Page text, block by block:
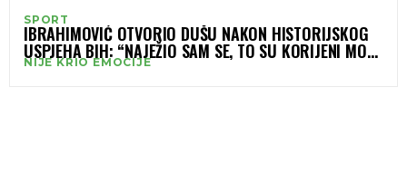
SPORT
IBRAHIMOVIĆ OTVORIO DUŠU NAKON HISTORIJSKOG
USPJEHA BIH: “NAJEŽIO SAM SE, TO SU KORIJENI MOG
OCA”
NIJE KRIO EMOCIJE